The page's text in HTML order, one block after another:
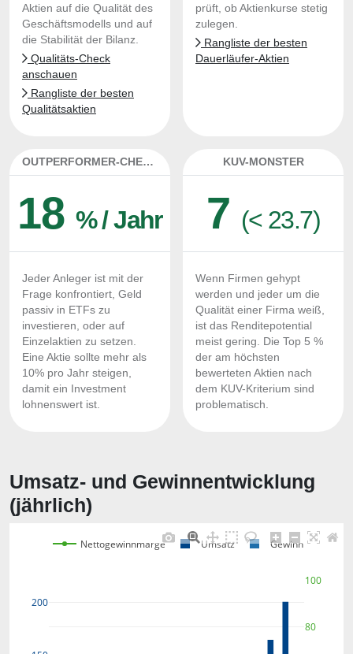
Aktien auf die Qualität des
Geschäftsmodells und auf
die Stabilität der Bilanz.
Qualitäts-Check
anschauen
Rangliste der besten
Qualitätsaktien
prüft, ob Aktienkurse stetig
zulegen.
Rangliste der besten
Dauerläufer-Aktien
OUTPERFORMER-CHECK
18 % / Jahr
Jeder Anleger ist mit der
Frage konfrontiert, Geld
passiv in ETFs zu
investieren, oder auf
Einzelaktien zu setzen.
Eine Aktie sollte mehr als
10% pro Jahr steigen,
damit ein Investment
lohnenswert ist.
KUV-MONSTER
7 (< 23.7)
Wenn Firmen gehypt
werden und jeder um die
Qualität einer Firma weiß,
ist das Renditepotential
meist gering. Die Top 5 %
der am höchsten
bewerteten Aktien nach
dem KUV-Kriterium sind
problematisch.
Umsatz- und Gewinnentwicklung
(jährlich)
200
80
100
Nettogewinnmarge Umsatz Gewinn